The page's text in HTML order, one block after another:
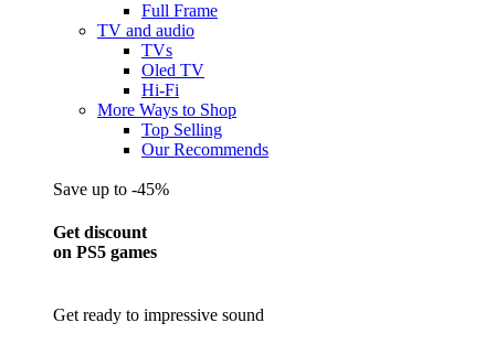
Full Frame
TV and audio
TVs
Oled TV
Hi-Fi
More Ways to Shop
Top Selling
Our Recommends
Save up to -45%
Get discount
on PS5 games
Get ready to impressive sound